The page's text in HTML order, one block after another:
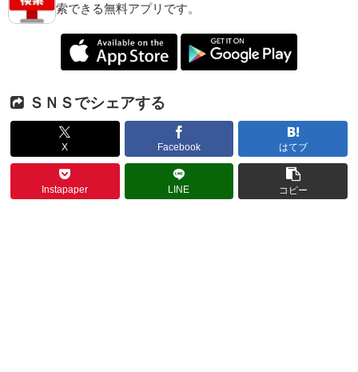
索できる無料アプリです。
ＳＮＳでシェアする
X Facebook はてブ
Instapaper LINE コピー